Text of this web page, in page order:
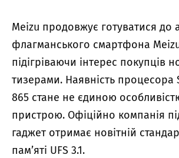
Meizu продовжує готуватися до
флагманського смартфона
підігріваючи інтерес покупців
тизерами. Наявність процесора
865 стане не єдиною
пристрою. Офіційно компанія
гаджет отримає новітній
пам’яті UFS 3.1.